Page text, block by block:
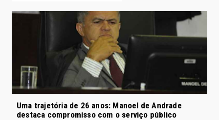
Uma trajetória de 26 anos: Manoel de Andrade
destaca compromisso com o serviço público